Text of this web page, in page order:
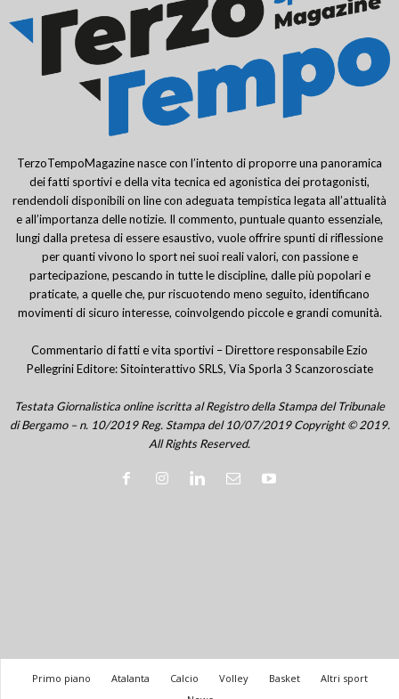
TerzoTempoMagazine nasce con l’intento di proporre una panoramica
dei fatti sportivi e della vita tecnica ed agonistica dei protagonisti,
rendendoli disponibili on line con adeguata tempistica legata all’attualità
e all’importanza delle notizie. Il commento, puntuale quanto essenziale,
lungi dalla pretesa di essere esaustivo, vuole offrire spunti di riflessione
per quanti vivono lo sport nei suoi reali valori, con passione e
partecipazione, pescando in tutte le discipline, dalle più popolari e
praticate, a quelle che, pur riscuotendo meno seguito, identificano
movimenti di sicuro interesse, coinvolgendo piccole e grandi comunità.
Commentario di fatti e vita sportivi – Direttore responsabile Ezio
Pellegrini Editore: Sitointerattivo SRLS, Via Sporla 3 Scanzorosciate
Testata Giornalistica online iscritta al Registro della Stampa del Tribunale
di Bergamo – n. 10/2019 Reg. Stampa del 10/07/2019 Copyright © 2019.
All Rights Reserved.
Primo piano Atalanta Calcio Volley Basket
Altri sport